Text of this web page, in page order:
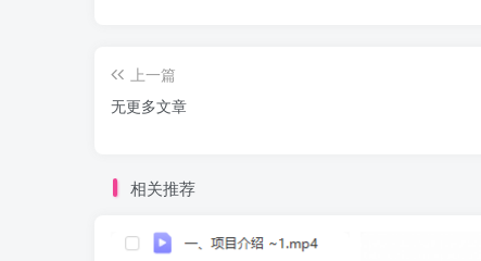
上一篇
无更多文章
相关推荐